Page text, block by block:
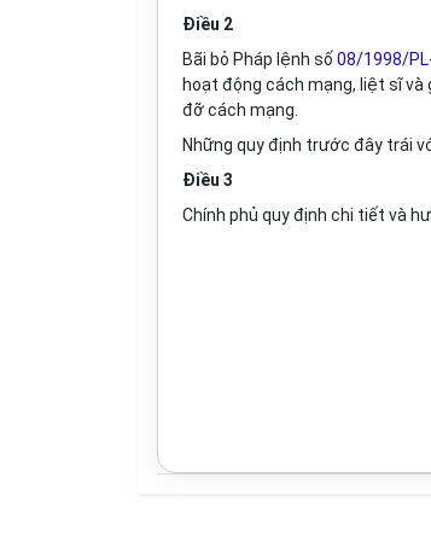
Điều 2
Bãi bỏ Pháp lệnh số 08/1998/
hoạt động cách mạng, liệt sĩ
đỡ cách mạng.
Những quy định trước đây trái
Điều 3
Chính phủ quy định chi tiết và